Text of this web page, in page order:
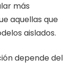
más
aquellas que
aislados.
depende del